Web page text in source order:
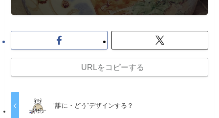
URLをコピーする
”誰に・どう”デザインする？